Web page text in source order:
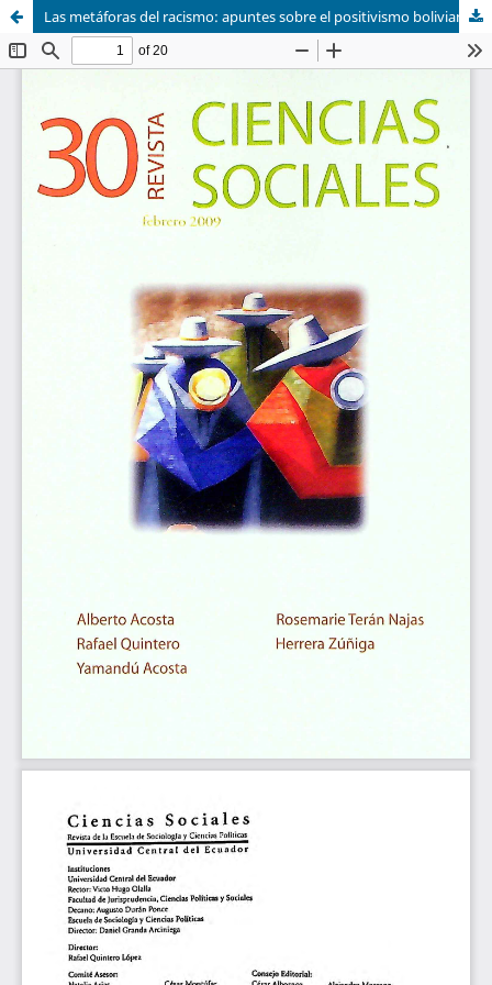
Las metáforas del racismo: apuntes sobre el positivismo boliviano